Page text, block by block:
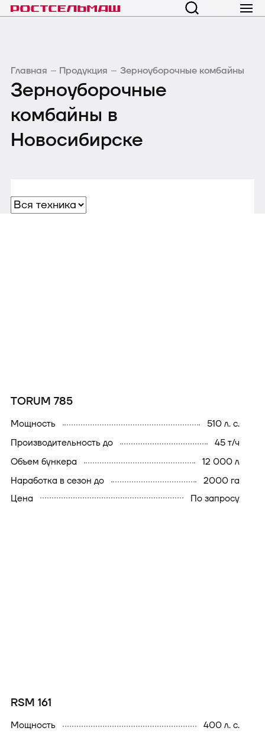
Главная Продукция Зерноуборочные комбайны
Зерноуборочные
комбайны в
Новосибирске
TORUM 785
мощность
510 л. с.
производительность до
45 т/ч
объем бункера
12 000 л
наработка в сезон до
2000 га
Цена
По запросу
RSM 161
мощность
400 л. с.